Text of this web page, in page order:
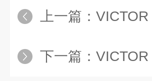
上一篇：
下一篇：